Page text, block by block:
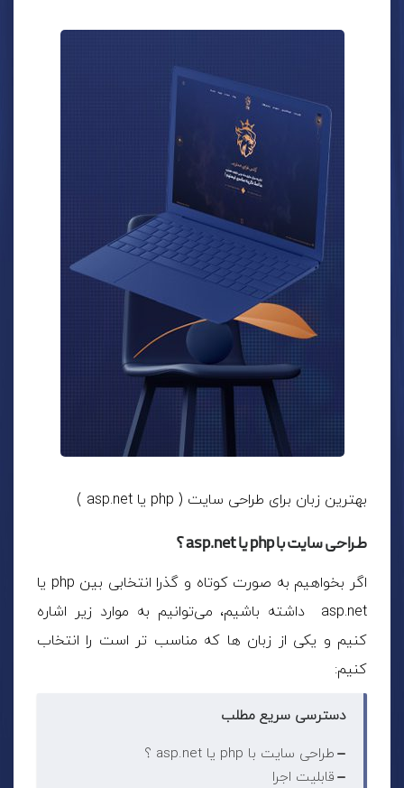
بهترین زبان برای طراحی سایت ( php یا asp.net )
طراحی سایت با php یا asp.net ؟
اگر بخواهیم به صورت کوتاه و گذرا انتخابی بین php یا
asp.net داشته باشیم، می‌توانیم به موارد زیر اشاره
کنیم و یکی از زبان ها که مناسب تر است را انتخاب
کنیم:
دسترسی سریع مطلب
طراحی سایت با php یا asp.net ؟
قابلیت اجرا